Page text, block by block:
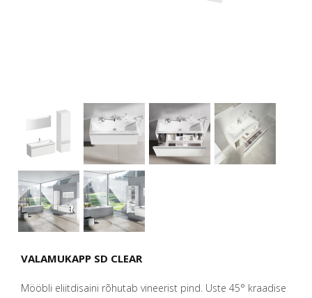
VALAMUKAPP SD CLEAR
Mööbli eliitdisaini rõhutab vineerist pind. Uste 45° kraadise